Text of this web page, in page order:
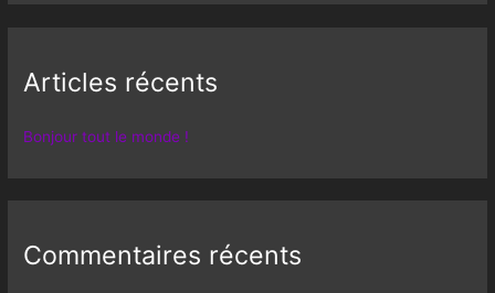
Articles récents
Bonjour tout le monde !
Commentaires récents